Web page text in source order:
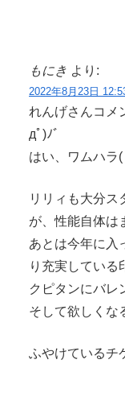
もにき より:
2022年8月23日
れんげさんコメ
дﾟ)ﾉ゛
はい、ワムハラ(
リリィも大分ス
が、性能自体は
あとは今年に入
り充実している
クピタンにバレ
そして欲しくな
ふやけているチ